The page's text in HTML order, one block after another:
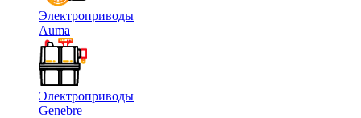
Электроприводы
Auma
Электроприводы
Genebre